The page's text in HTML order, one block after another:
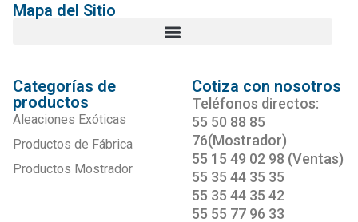
Mapa del Sitio
Categorías de
productos
Aleaciones Exóticas
Productos de Fábrica
Productos Mostrador
Cotiza con nosotros
Teléfonos directos:
55 50 88 85
76(Mostrador)
55 15 49 02 98 (Ventas)
55 35 44 35 35
55 35 44 35 42
55 55 77 96 33